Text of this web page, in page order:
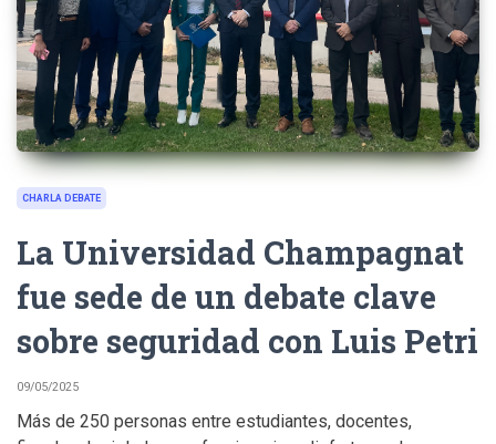
CHARLA DEBATE
La Universidad Champagnat
fue sede de un debate clave
sobre seguridad con Luis Petri
09/05/2025
Más de 250 personas entre estudiantes, docentes,